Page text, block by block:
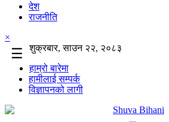
देश
राजनीति
×
☰
शुक्रबार, साउन २२, २०८३
हाम्रो बारेमा
हामीलाई सम्पर्क
विज्ञापनको लागी